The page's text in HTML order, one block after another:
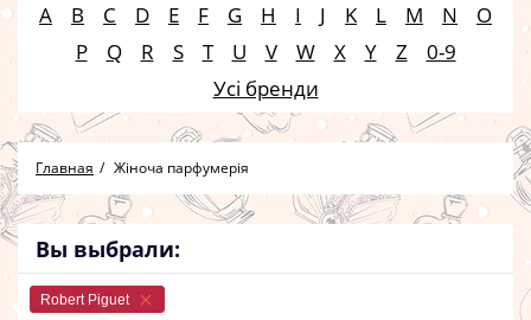
A B C D E F G H I J K L M N
O
P
Q R S T U V W X Y Z
0-9
Усі бренди
Главная Жіноча парфумерія
Вы выбрали:
Robert Piguet